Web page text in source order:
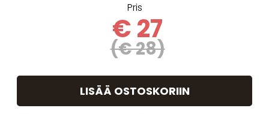
Pris
€ 27
(€ 28)
LISÄÄ OSTOSKORIIN